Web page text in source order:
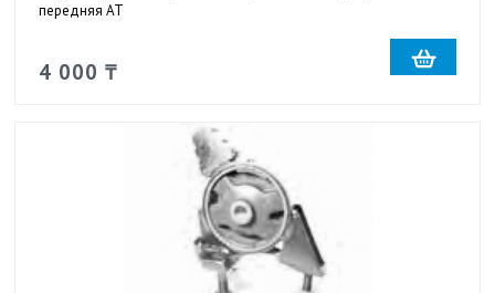
передняя AT
4 000 ₸